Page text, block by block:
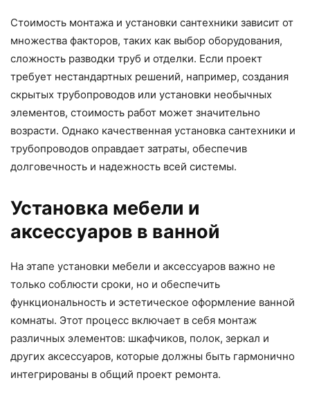
Стоимость монтажа и установки сантехники зависит от
множества факторов, таких как выбор оборудования,
сложность разводки труб и отделки. Если проект
требует нестандартных решений, например, создания
скрытых трубопроводов или установки необычных
элементов, стоимость работ может значительно
возрасти. Однако качественная установка сантехники и
трубопроводов оправдает затраты, обеспечив
долговечность и надежность всей системы.
Установка мебели и
аксессуаров в ванной
На этапе установки мебели и аксессуаров важно не
только соблюсти сроки, но и обеспечить
функциональность и эстетическое оформление ванной
комнаты. Этот процесс включает в себя монтаж
различных элементов: шкафчиков, полок, зеркал и
других аксессуаров, которые должны быть гармонично
интегрированы в общий проект ремонта.